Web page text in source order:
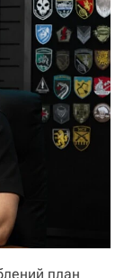
план